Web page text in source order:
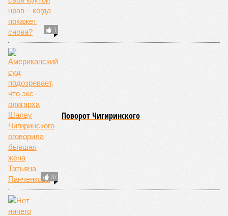
Природа постоянно вступает в противоречие с нами. Ведь пока
она стремится всё на планете держать в балансе, человечество
не особенно церемонится с окружающей средой. Самые
массовые катастрофы в прошлом – какими они были? Какие
ждут нас со дня на день и чем грозят?
РассказСтивена Кинга
последствия очередного апокалипсиса, искусственно
вызванного группой биологов, называется «Конец всей
этой мерзости». В реальной жизни участия пытливых
исследователей в организации конца света может не
понадобиться: природа сама разберётся, как и где
уменьшить масштабы человеческой популяции.
(фото: en.wikipedia.org)
Да, наша любимая маленькая планета может быть
единственной, где в пределах Солнечной системы есть
полноценная жизнь, но Земля также регулярно пытается
эту жизнь уничтожить. Так уж вышло, что внутренние